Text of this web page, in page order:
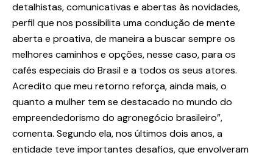
detalhistas, comunicativas e abertas às novidades,
perfil que nos possibilita uma condução de mente
aberta e proativa, de maneira a buscar sempre os
melhores caminhos e opções, nesse caso, para os
cafés especiais do Brasil e a todos os seus atores.
Acredito que meu retorno reforça, ainda mais, o
quanto a mulher tem se destacado no mundo do
empreendedorismo do agronegócio brasileiro”,
comenta. Segundo ela, nos últimos dois anos, a
entidade teve importantes desafios, que envolveram